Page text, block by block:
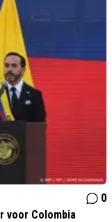
0
voor Colombia